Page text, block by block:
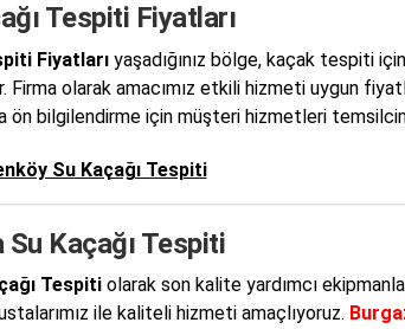
Tespiti Fiyatları
Fiyatlarıyaşadığınız bölge, kaçak tespiti
olarak amacımız etkili hizmeti uygun
ön bilgilendirme için müşteri hizmetleri
Su Kaçağı Tespiti
Kaçağı Tespiti
Tespitiolarak son kalite yardımcı
ile kaliteli hizmeti amaçlıyoruz.